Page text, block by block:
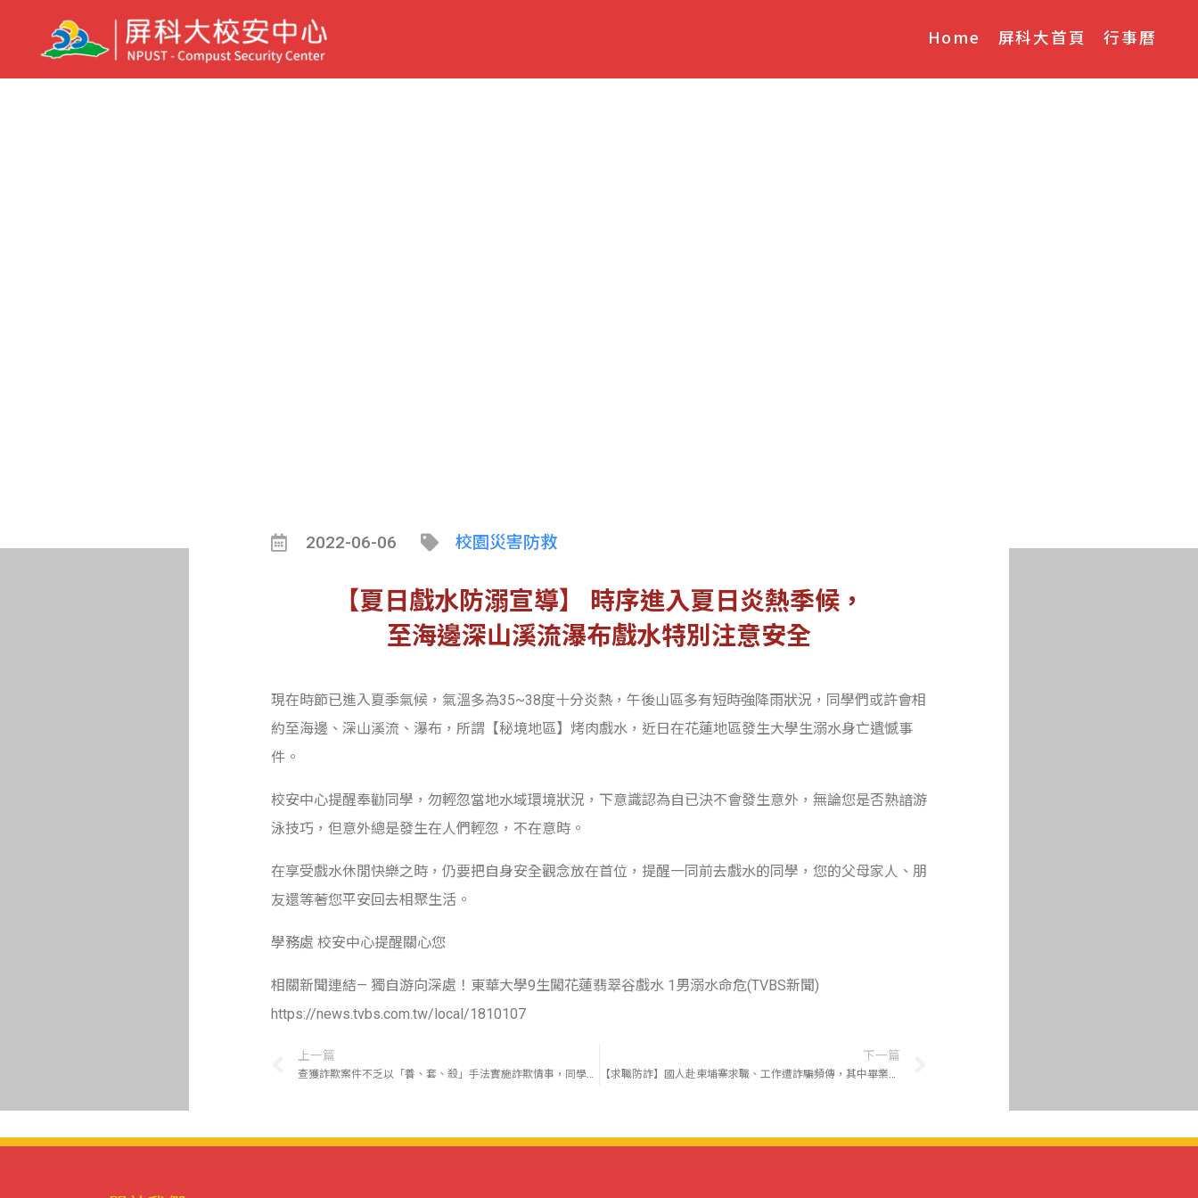
Home 屏科大首頁 行事曆
2022-06-06 校園災害防救
【夏日戲水防溺宣導】 時序進入夏日炎熱季候，
至海邊深山溪流瀑布戲水特別注意安全
現在時節已進入夏季氣候，氣溫多為35~38度十分炎熱，午後山區多有短時強降雨狀況，同學們或許會相
約至海邊、深山溪流、瀑布，所謂【秘境地區】烤肉戲水，近日在花蓮地區發生大學生溺水身亡遺憾事
件。
校安中心提醒奉勸同學，勿輕忽當地水域環境狀況，下意識認為自已決不會發生意外，無論您是否熟諳游
泳技巧，但意外總是發生在人們輕忽，不在意時。
在享受戲水休閒快樂之時，仍要把自身安全觀念放在首位，提醒一同前去戲水的同學，您的父母家人、朋
友還等著您平安回去相聚生活。
學務處 校安中心提醒關心您
相關新聞連結— 獨自游向深處！東華大學9生闖花蓮翡翠谷戲水 1男溺水命危(TVBS新聞)
https://news.tvbs.com.tw/local/1810107
上一篇
查獲詐欺案件不乏以「養、套、殺」手法實施詐欺情事，同學避免遭受詐欺危害，請注意案例說明。
下一篇
【求職防詐】國人赴柬埔寨求職、工作遭詐騙頻傳，其中畢業學生為主要對象，請提高警覺性。